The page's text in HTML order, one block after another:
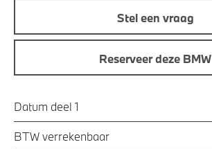
Stel een vraag
Reserveer deze BMW
Datum deel 1
BTW verrekenbaar